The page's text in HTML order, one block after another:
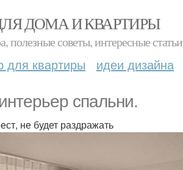
ДОМА И КВАРТИРЫ
полезные советы, интересные статьи
для квартиры идеи дизайна
спальни.
не будет раздражать